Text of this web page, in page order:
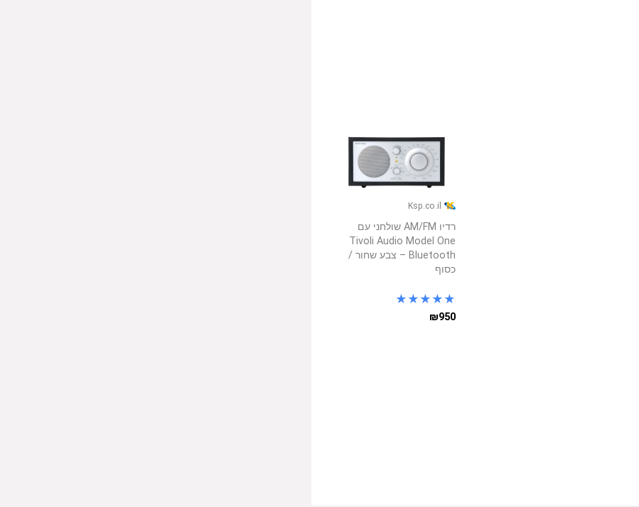
Ksp.co.il
רדיו AM/FM שולחני עם
Tivoli Audio Model One
Bluetooth – צבע שחור /
כסוף
★
★
★
★
★
₪950